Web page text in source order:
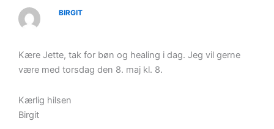
BIRGIT
Kære Jette, tak for bøn og healing i dag. Jeg vil gerne
være med torsdag den 8. maj kl. 8.
Kærlig hilsen
Birgit